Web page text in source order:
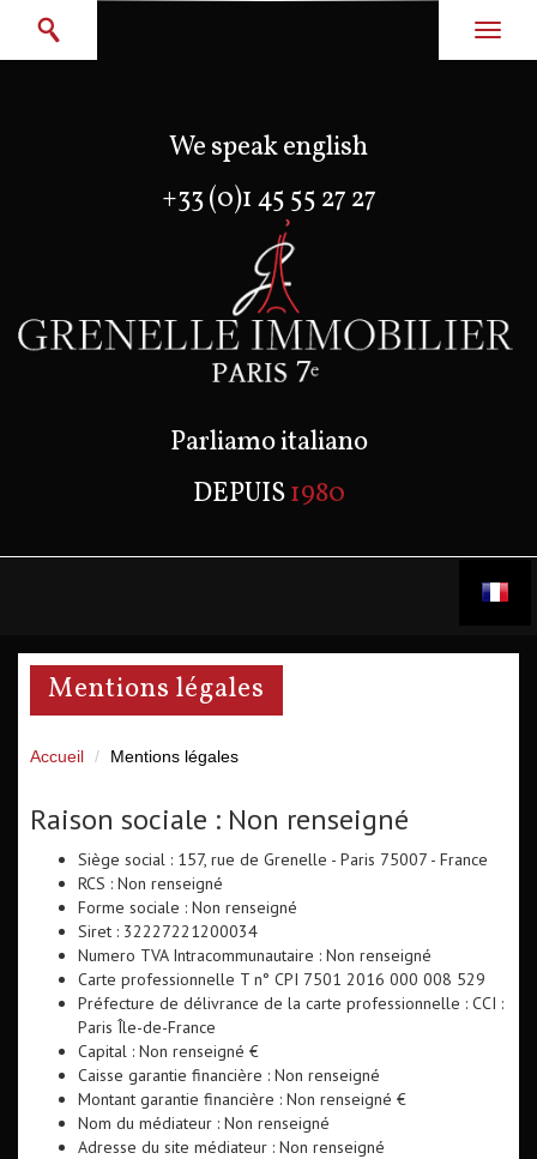
We speak english
+33 (0)1 45 55 27 27
Parliamo italiano
DEPUIS1980
mentions légales
Accueil Mentions légales
Raison sociale : Non renseigné
Siège social : 157, rue de Grenelle - Paris 75007 - France
RCS : Non renseigné
Forme sociale : Non renseigné
Siret : 32227221200034
Numero TVA Intracommunautaire : Non renseigné
Carte professionnelle T n° CPI 7501 2016 000 008 529
Préfecture de délivrance de la carte professionnelle : CCI :
Paris Île-de-France
Capital : Non renseigné €
Caisse garantie financière : Non renseigné
Montant garantie financière : Non renseigné €
Nom du médiateur : Non renseigné
Adresse du site médiateur : Non renseigné